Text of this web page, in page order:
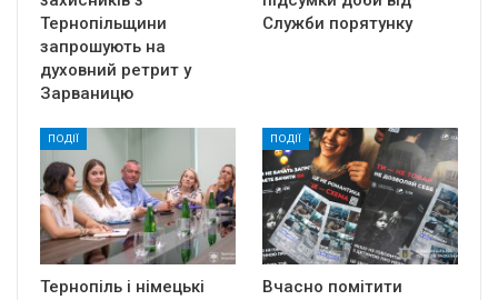
Тернопільщини
запрошують на
духовний ретрит у
Зарваницю
Служби порятунку
ПОДІЇ
Тернопіль і німецькі
ПОДІЇ
Вчасно помітити